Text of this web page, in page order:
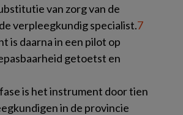
van zorg van de
verpleegkundig specialist.7
is daarna in een pilot op
getoetst en
is het instrument door tien
in de provincie